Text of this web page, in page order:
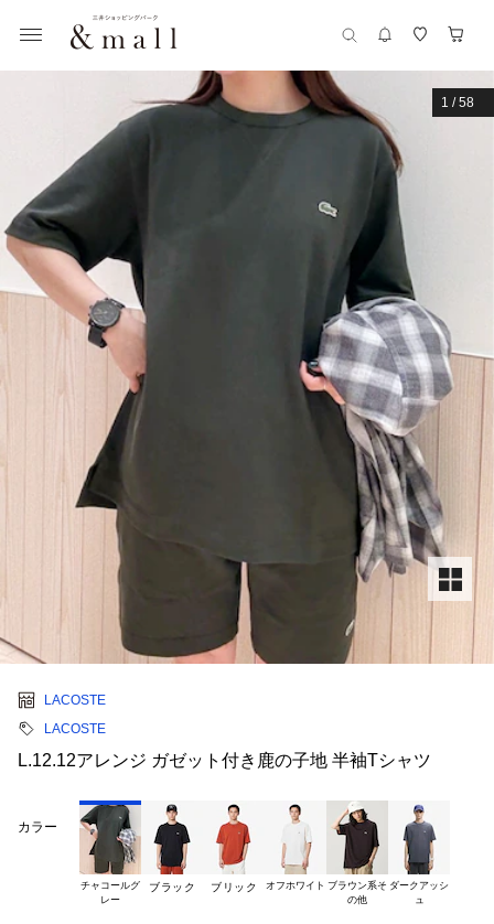
1 /58
LACOSTE
LACOSTE
L.12.12アレンジ ガゼット付き鹿の子地 半袖Tシャツ
カラー
チャコールグ
ブラック ブリック オフホワイト ブラウン系そ ダークアッシ